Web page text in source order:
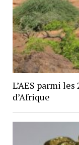
L’AES parmi
d’Afrique